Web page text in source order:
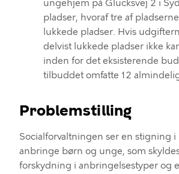
ungehjem på Glucksvej 2 i
pladser, hvoraf tre af pladser
lukkede pladser. Hvis
delvist lukkede pladser ikke
inden for det eksisterende
tilbuddet omfatte 12
Problemstilling
Socialforvaltningen ser en stigning
anbringe børn og unge, som
forskydning i anbringelsestyper og